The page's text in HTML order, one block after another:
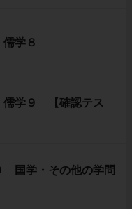
学８
学９ 【確認テス
国学・その他の学問